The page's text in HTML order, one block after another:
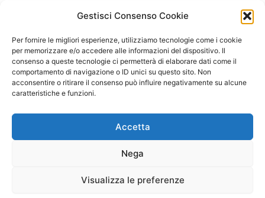
Gestisci Consenso Cookie
Per fornire le migliori esperienze, utilizziamo tecnologie come i cookie
per memorizzare e/o accedere alle informazioni del dispositivo. Il
consenso a queste tecnologie ci permetterà di elaborare dati come il
comportamento di navigazione o ID unici su questo sito. Non
acconsentire o ritirare il consenso può influire negativamente su alcune
caratteristiche e funzioni.
Accetta
Nega
Visualizza le preferenze
NEW: Balance bike rosa
Colibri’+ accessori + Gilet di
sicurezza Small foot – bimba
110,00€ 89,90€
Select options
Copyright © 2026 Il Gatto Blu Giochi educativi Montessori e